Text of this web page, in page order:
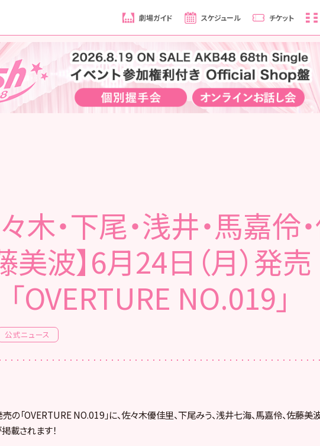
劇場ガイド スケジュール チケット
々木・下尾・浅井・馬嘉伶
美波】6月24日（月）発売
「OVERTURE NO.019」
公式ニュース
売の「OVERTURE NO.019」に、佐々木優佳里、下尾みう、浅井七海、馬嘉伶、佐藤美
載されます！